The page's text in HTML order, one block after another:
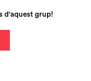
d'aquest grup!